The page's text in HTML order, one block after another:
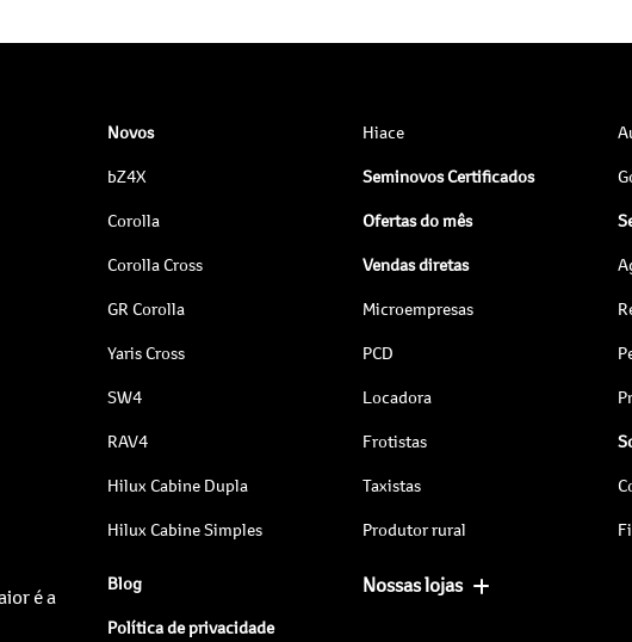
é a
Novos
bZ4X
Corolla
Corolla Cross
GR Corolla
Yaris Cross
SW4
RAV4
Hilux Cabine Dupla
Hilux Cabine Simples
Hiace
Seminovos Certificados
Ofertas do mês
Vendas diretas
Microempresas
PCD
Locadora
Frotistas
Taxistas
Produtor rural
Blog
Política de privacidade
Nossas lojas